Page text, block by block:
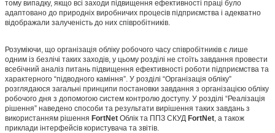
тому випадку, якщо всі заходи підвищення ефективності праці було
адаптовано до природніх виробничих процесів підприємства і адекватно
відображали залученість до них співробітників.
Розуміючи, що організація обліку робочого часу співробітників є лише
одним із безлічі таких заходів, у цьому розділі не стоїть завдання провести
всебічний аналіз питань підвищення ефективності роботи підприємства та
характерного “підводного каміння”. У розділі “Організація обліку”
розглядаюся загальні принципи постановки завдання з організацією обліку
робочого дня з допомогою систем контролю доступу. У розділі “Реалізація
рішення” наведено способи та результати вирішення таких завдань з
використанням рішення FortNet Облік та ППЗ СКУД FortNet, а також
приклади інтерфейсів користувача та звітів.